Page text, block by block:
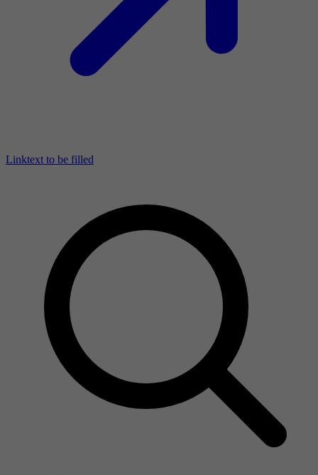
Linktext to be filled